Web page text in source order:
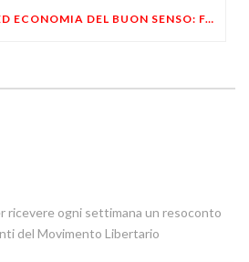
LIBERTÀ, PRIVACY ED ECONOMIA DEL BUON SENSO: FACCO E MUSUMECI A CASALECCHIO DI RENO (BO)
ricevere ogni settimana un resoconto
del Movimento Libertario